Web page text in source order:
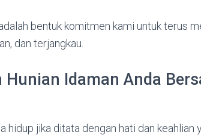
bentuk komitmen kami untuk terus
dan terjangkau.
Hunian Idaman Anda
hidup jika ditata dengan hati dan keahlian